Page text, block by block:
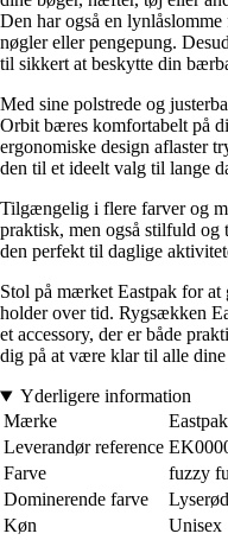
Den har også en
nøgler eller pengepung.
til sikkert at beskytte din
Med sine polstrede og
Orbit bæres komfortabelt på
ergonomiske design aflaster
den til et ideelt valg til lange
Tilgængelig i flere farver og
praktisk, men også stilfuld og
den perfekt til daglige
Stol på mærket Eastpak for
holder over tid. Rygsækken
et accessory, der er både
dig på at være klar til alle
Yderligere information
Mærke
Eastpak
Leverandør reference
Farve
fuzzy
Dominerende farve
Lyserød
Køn
Unisex